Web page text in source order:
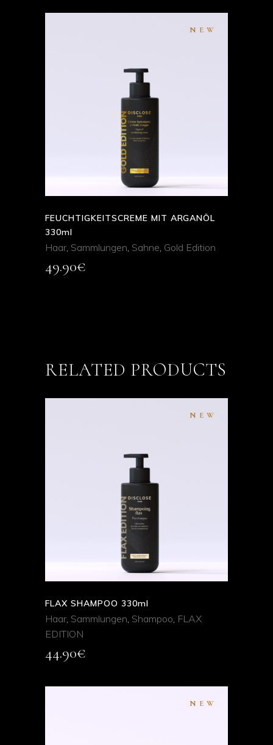
NEW
ADD TO CART
QUICK VIEW
FEUCHTIGKEITSCREME MIT ARGANÖL
330ml
Haar, Sammlungen, Sahne, Gold Edition
49.90€
RELATED PRODUCTS
NEW
ADD TO CART
QUICK VIEW
FLAX SHAMPOO 330ml
Haar, Sammlungen, Shampoo, FLAX
EDITION
44.90€
NEW